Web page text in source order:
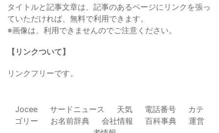
タイトルと記事文章は、記事のあるページにリンクを張っ
ていただければ、無料で利用できます。
※画像は、利用できませんのでご注意ください。
【リンクついて】
リンクフリーです。
Jocee サードニュース 天気 電話番号
カテ
ゴリー
お名前辞典 会社情報 百科事典
運営